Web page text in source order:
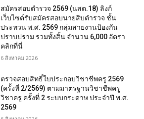
สมัครสอบตํารวจ 2569 (นสต.18) ลิงก์
เว็บไซต์รับสมัครสอบนายสิบตำรวจ ชั้น
ประทวน พ.ศ. 2569 กลุ่มสายงานป้องกัน
ปราบปราม รวมทั้งสิ้น จำนวน 6,000 อัตรา
คลิกที่นี่
6 สิงหาคม 2026
ตรวจสอบสิทธิ์ใบประกอบวิชาชีพครู 2569
(ครั้งที่ 2/2569) ตามมาตรฐานวิชาชีพครู
วิชาครู ครั้งที่ 2 ระบบกระดาษ ประจำปี พ.ศ.
2569